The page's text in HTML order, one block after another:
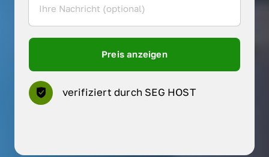
Preis anzeigen
verifiziert durch SEG HOST